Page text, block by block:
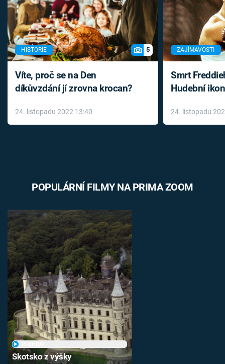
HISTORIE 5
Víte, proč se na Den
díkůvzdání jí zrovna krocan?
24. listopadu 2022 13:40
ZAJÍMAVOSTI
Smrt
Hudební
léky
24. listopadu
POPULÁRNÍ FILMY NA PRIMA ZOOM
Skotsko z výšky